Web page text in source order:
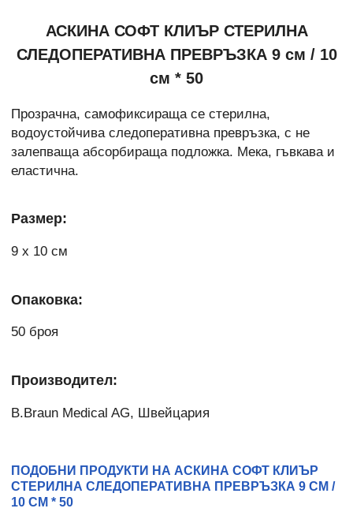
АСКИНА СОФТ КЛИЪР СТЕРИЛНА
СЛЕДОПЕРАТИВНА ПРЕВРЪЗКА 9 см / 10
см * 50
Прозрачна, самофиксираща се стерилна,
водоустойчива следоперативна превръзка, с не
залепваща абсорбираща подложка. Мека, гъвкава и
еластична.
Размер:
9 х 10 см
Опаковка:
50 броя
Производител:
B.Braun Medical AG, Швейцария
ПОДОБНИ ПРОДУКТИ НА АСКИНА СОФТ КЛИЪР
СТЕРИЛНА СЛЕДОПЕРАТИВНА ПРЕВРЪЗКА 9 СМ /
10 СМ * 50